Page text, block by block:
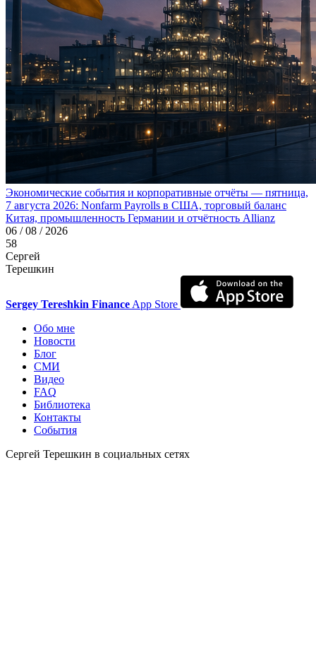
Экономические события и корпоративные отчёты — пятница,
7 августа 2026: Nonfarm Payrolls в США, торговый баланс
Китая, промышленность Германии и отчётность Allianz
06 / 08 / 2026
58
Сергей
Терешкин
Sergey Tereshkin Finance App Store
Обо мне
Новости
Блог
СМИ
Видео
FAQ
Библиотека
Контакты
События
Сергей Терешкин в социальных сетях